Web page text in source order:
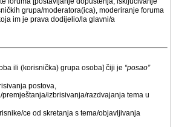
grupa/moderatora(ica), moderiranje foruma
im je prava dodijelio/la glavni/a
ili (korisnička) grupa osoba] čiji je “posao”
postova,
izbrisivanja/razdvajanja tema u
ce od skretanja s tema/objavljivanja